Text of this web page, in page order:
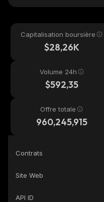
Capitalisation boursière
$28,26K
Volume 24h
$592,35
Offre totale
960,245,915
Contrats
Site Web
API ID